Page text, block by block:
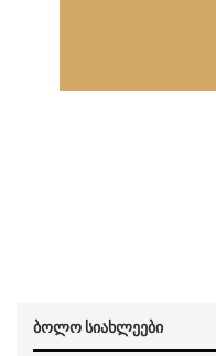
ბოლო სიახლეები